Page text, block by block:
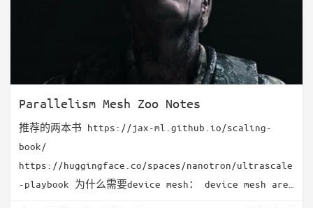
Parallelism Mesh Zoo Notes
推荐的两本书 https://jax-ml.github.io/scaling-
book/
https://huggingface.co/spaces/nanotron/ultrascale
-playbook 为什么需要device mesh： device mesh are